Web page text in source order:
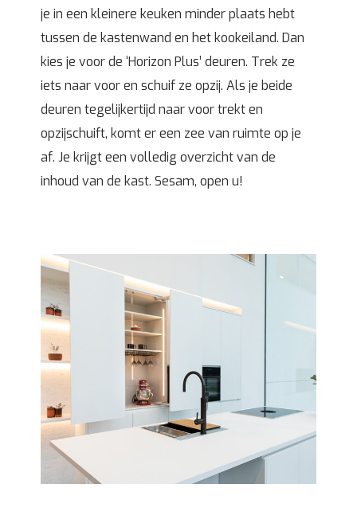
je in een kleinere keuken minder plaats hebt
tussen de kastenwand en het kookeiland. Dan
kies je voor de ‘Horizon Plus’ deuren. Trek ze
iets naar voor en schuif ze opzij. Als je beide
deuren tegelijkertijd naar voor trekt en
opzijschuift, komt er een zee van ruimte op je
af. Je krijgt een volledig overzicht van de
inhoud van de kast. Sesam, open u!